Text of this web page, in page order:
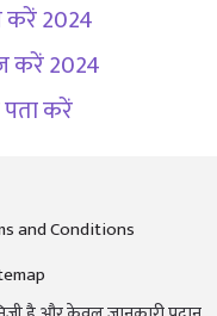
करें 2024
करें 2024
करें
and Conditions